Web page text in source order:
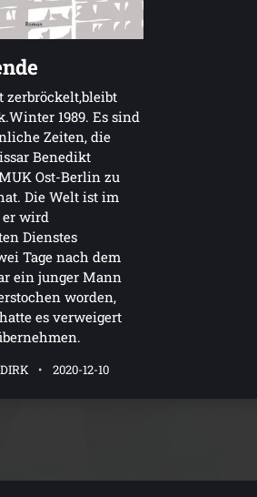
zerbröckelt,bleibt
1989. Es sind
Zeiten, die
Benedikt
Ost-Berlin zu
Die Welt ist im
wird
Dienstes
Tage nach dem
ein junger Mann
worden,
es verweigert
2020-12-10